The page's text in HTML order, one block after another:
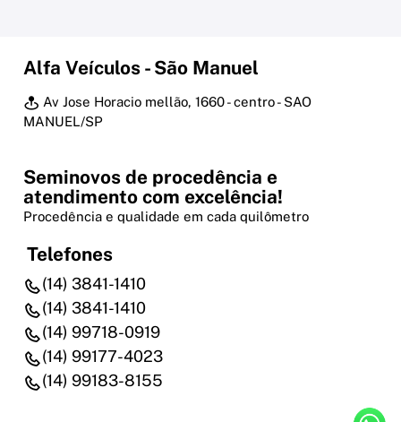
Alfa Veículos - São Manuel
Av Jose Horacio mellão, 1660 - centro - SAO
MANUEL/SP
Seminovos de procedência e
atendimento com excelência!
Procedência e qualidade em cada quilômetro
Telefones
(14) 3841-1410
(14) 3841-1410
(14) 99718-0919
(14) 99177-4023
(14) 99183-8155